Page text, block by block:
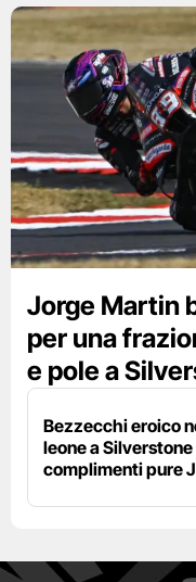
Jorge Martin
per una
e pole a
Bezzecchi eroico
leone a Silverstone
complimenti pure